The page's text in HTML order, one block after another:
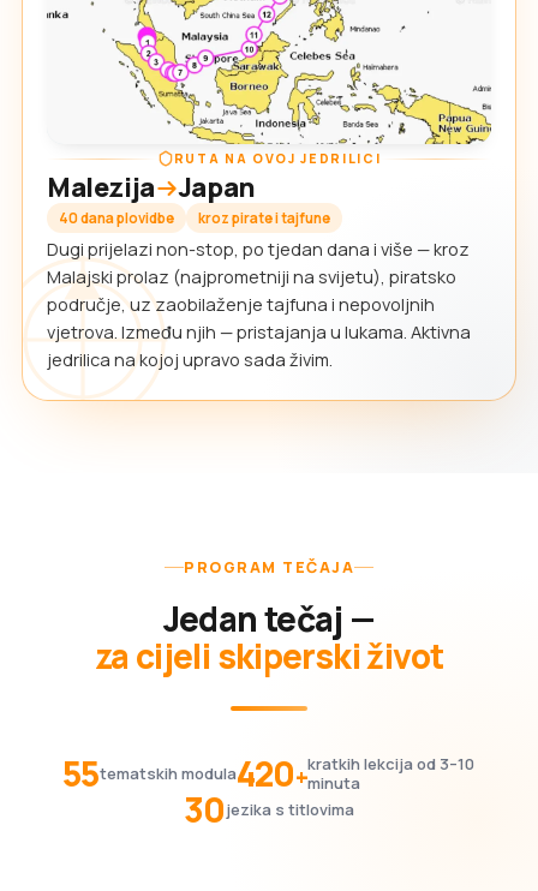
RUTA NA OVOJ JEDRILICI
Malezija Japan
40 dana plovidbe kroz pirate i tajfune
Dugi prijelazi non-stop, po tjedan dana i više — kroz
Malajski prolaz (najprometniji na svijetu), piratsko
područje, uz zaobilaženje tajfuna i nepovoljnih
vjetrova. Između njih — pristajanja u lukama. Aktivna
jedrilica na kojoj upravo sada živim.
PROGRAM TEČAJA
Jedan tečaj —
za cijeli skiperski život
55tematskih modula420+kratkih lekcija od 3–10
minuta
30jezika s titlovima